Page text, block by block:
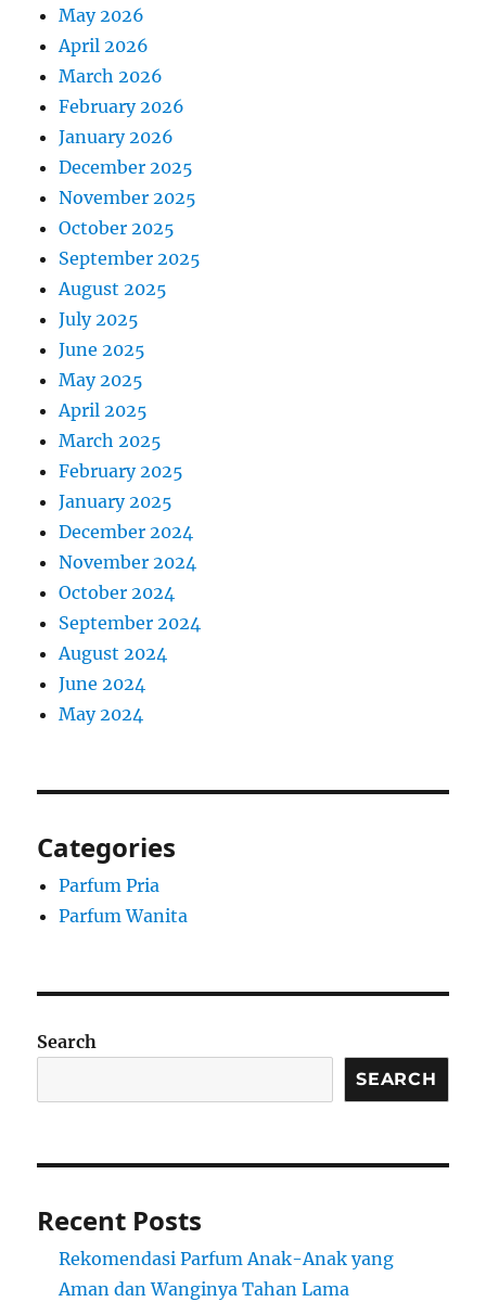
May 2026
April 2026
March 2026
February 2026
January 2026
December 2025
November 2025
October 2025
September 2025
August 2025
July 2025
June 2025
May 2025
April 2025
March 2025
February 2025
January 2025
December 2024
November 2024
October 2024
September 2024
August 2024
June 2024
May 2024
Categories
Parfum Pria
Parfum Wanita
Search
SEARCH
Recent Posts
Rekomendasi Parfum Anak-Anak yang
Aman dan Wanginya Tahan Lama